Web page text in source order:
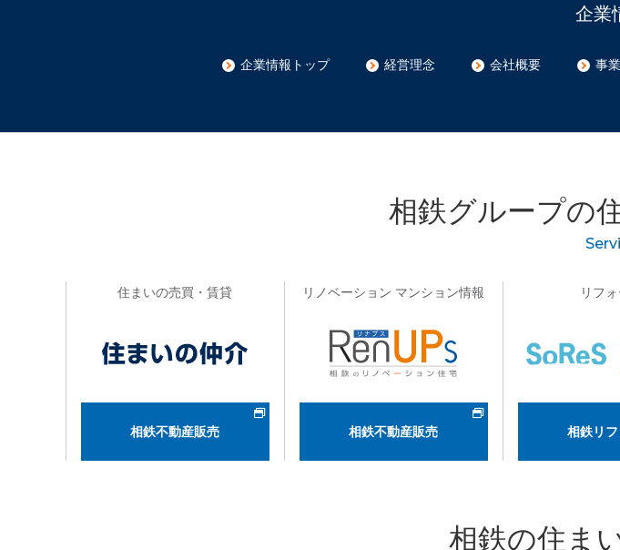
企業
企業情報トップ 経営理念 会社概要 事
相鉄グループの
住まいの売買・賃貸
相鉄不動産販売
リノベーション マンション情報
相鉄不動産販売
リフ
相鉄リ
相鉄の住ま